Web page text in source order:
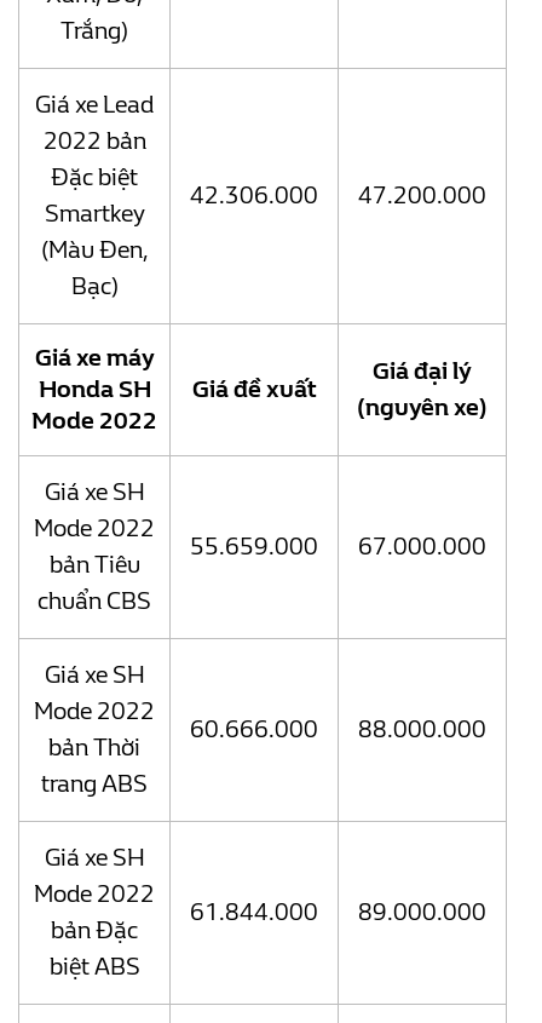
Trắng)
Giá xe Lead
2022 bản
Đặc biệt
Smartkey
(Màu Đen,
Bạc)
42.306.000 47.200.000
Giá xe máy
Honda SH
Mode 2022
Giá đề xuất
Giá đại lý
(nguyên xe)
Giá xe SH
Mode 2022
bản Tiêu
chuẩn CBS
55.659.000 67.000.000
Giá xe SH
Mode 2022
bản Thời
trang ABS
60.666.000 88.000.000
Giá xe SH
Mode 2022
bản Đặc
biệt ABS
61.844.000 89.000.000